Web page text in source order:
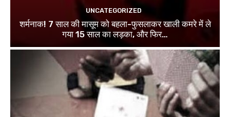
UNCATEGORIZED
शर्मनाक! 7 साल की मासूम को बहला-फुसलाकर खाली कमरे में ले
गया 15 साल का लड़का, और फिर…